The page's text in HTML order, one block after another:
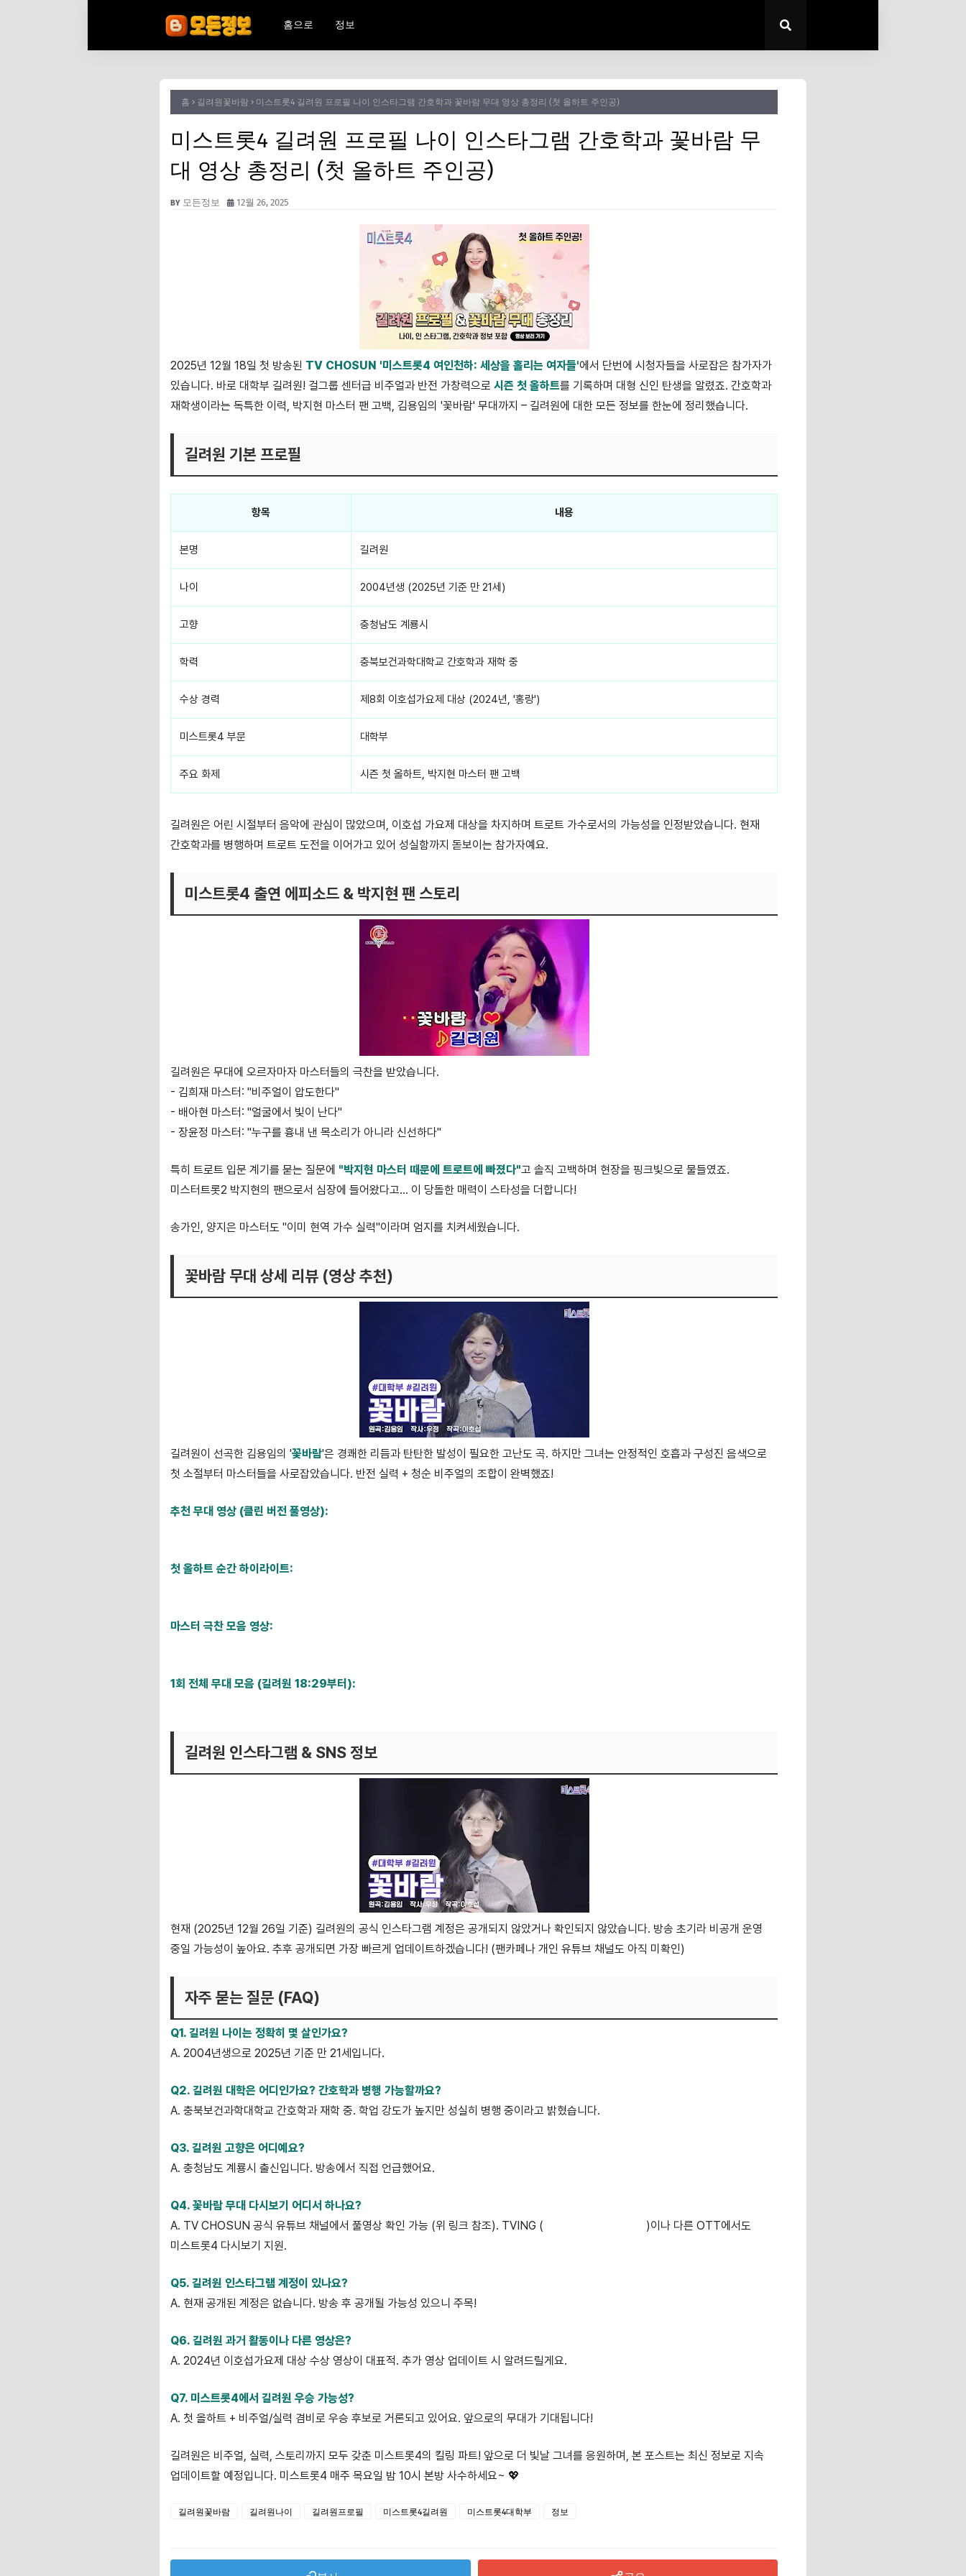
홈으로 정보
홈 길려원꽃바람 미스트롯4 길려원 프로필 나이 인스타그램 간호학과 꽃바람 무대 영상 총정리 (첫 올하트 주인공)
미스트롯4 길려원 프로필 나이 인스타그램 간호학과 꽃바람 무
대 영상 총정리 (첫 올하트 주인공)
모든정보 12월 26, 2025
2025년 12월 18일 첫 방송된 TV CHOSUN '미스트롯4 여인천하: 세상을 홀리는 여자들'에서 단번에 시청자들을 사로잡은 참가자가
있습니다. 바로 대학부 길려원! 걸그룹 센터급 비주얼과 반전 가창력으로 시즌 첫 올하트를 기록하며 대형 신인 탄생을 알렸죠. 간호학과
재학생이라는 독특한 이력, 박지현 마스터 팬 고백, 김용임의 '꽃바람' 무대까지 – 길려원에 대한 모든 정보를 한눈에 정리했습니다.
길려원 기본 프로필
항목 내용
본명 길려원
나이 2004년생 (2025년 기준 만 21세)
고향 충청남도 계룡시
학력 충북보건과학대학교 간호학과 재학 중
수상 경력 제8회 이호섭가요제 대상 (2024년, '홍랑')
미스트롯4 부문 대학부
주요 화제 시즌 첫 올하트, 박지현 마스터 팬 고백
길려원은 어린 시절부터 음악에 관심이 많았으며, 이호섭 가요제 대상을 차지하며 트로트 가수로서의 가능성을 인정받았습니다. 현재
간호학과를 병행하며 트로트 도전을 이어가고 있어 성실함까지 돋보이는 참가자예요.
미스트롯4 출연 에피소드 & 박지현 팬 스토리
길려원은 무대에 오르자마자 마스터들의 극찬을 받았습니다.
- 김희재 마스터: "비주얼이 압도한다"
- 배아현 마스터: "얼굴에서 빛이 난다"
- 장윤정 마스터: "누구를 흉내 낸 목소리가 아니라 신선하다"
특히 트로트 입문 계기를 묻는 질문에 "박지현 마스터 때문에 트로트에 빠졌다"고 솔직 고백하며 현장을 핑크빛으로 물들였죠.
미스터트롯2 박지현의 팬으로서 심장에 들어왔다고... 이 당돌한 매력이 스타성을 더합니다!
송가인, 양지은 마스터도 "이미 현역 가수 실력"이라며 엄지를 치켜세웠습니다.
꽃바람 무대 상세 리뷰 (영상 추천)
길려원이 선곡한 김용임의 '꽃바람'은 경쾌한 리듬과 탄탄한 발성이 필요한 고난도 곡. 하지만 그녀는 안정적인 호흡과 구성진 음색으로
첫 소절부터 마스터들을 사로잡았습니다. 반전 실력 + 청순 비주얼의 조합이 완벽했죠!
추천 무대 영상 (클린 버전 풀영상):
첫 올하트 순간 하이라이트:
마스터 극찬 모음 영상:
1회 전체 무대 모음 (길려원 18:29부터):
길려원 인스타그램 & SNS 정보
현재 (2025년 12월 26일 기준) 길려원의 공식 인스타그램 계정은 공개되지 않았거나 확인되지 않았습니다. 방송 초기라 비공개 운영
중일 가능성이 높아요. 추후 공개되면 가장 빠르게 업데이트하겠습니다! (팬카페나 개인 유튜브 채널도 아직 미확인)
자주 묻는 질문 (FAQ)
Q1. 길려원 나이는 정확히 몇 살인가요?
A. 2004년생으로 2025년 기준 만 21세입니다.
Q2. 길려원 대학은 어디인가요? 간호학과 병행 가능할까요?
A. 충북보건과학대학교 간호학과 재학 중. 학업 강도가 높지만 성실히 병행 중이라고 밝혔습니다.
Q3. 길려원 고향은 어디예요?
A. 충청남도 계룡시 출신입니다. 방송에서 직접 언급했어요.
Q4. 꽃바람 무대 다시보기 어디서 하나요?
A. TV CHOSUN 공식 유튜브 채널에서 풀영상 확인 가능 (위 링크 참조). TVING (
)이나 다른 OTT에서도
미스트롯4 다시보기 지원.
Q5. 길려원 인스타그램 계정이 있나요?
A. 현재 공개된 계정은 없습니다. 방송 후 공개될 가능성 있으니 주목!
Q6. 길려원 과거 활동이나 다른 영상은?
A. 2024년 이호섭가요제 대상 수상 영상이 대표적. 추가 영상 업데이트 시 알려드릴게요.
Q7. 미스트롯4에서 길려원 우승 가능성?
A. 첫 올하트 + 비주얼/실력 겸비로 우승 후보로 거론되고 있어요. 앞으로의 무대가 기대됩니다!
길려원은 비주얼, 실력, 스토리까지 모두 갖춘 미스트롯4의 킬링 파트! 앞으로 더 빛날 그녀를 응원하며, 본 포스트는 최신 정보로 지속
업데이트할 예정입니다. 미스트롯4 매주 목요일 밤 10시 본방 사수하세요~ 💖
길려원꽃바람 길려원나이 길려원프로필 미스트롯4길려원 미스트롯4대학부 정보